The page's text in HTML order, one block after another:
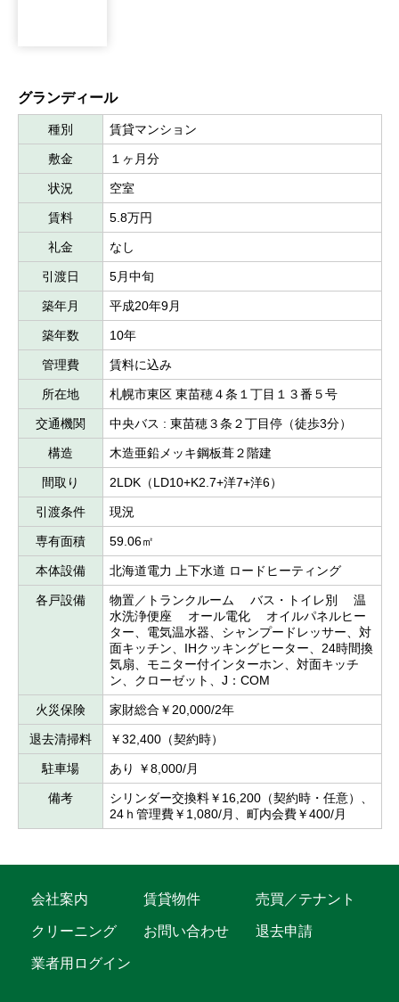
グランディール
種別 賃貸マンション
敷金 １ヶ月分
状況 空室
賃料 5.8万円
礼金 なし
引渡日 5月中旬
築年月 平成20年9月
築年数 10年
管理費 賃料に込み
所在地 札幌市東区 東苗穂４条１丁目１３番５号
交通機関 中央バス : 東苗穂３条２丁目停（徒歩3分）
構造 木造亜鉛メッキ鋼板葺２階建
間取り 2LDK（LD10+K2.7+洋7+洋6）
引渡条件 現況
専有面積 59.06㎡
本体設備 北海道電力 上下水道 ロードヒーティング
各戸設備
物置／トランクルーム バス・トイレ別 温
水洗浄便座 オール電化 オイルパネルヒー
ター、電気温水器、シャンプードレッサー、対
面キッチン、IHクッキングヒーター、24時間換
気扇、モニター付インターホン、対面キッチ
ン、クローゼット、J：COM
火災保険 家財総合￥20,000/2年
退去清掃料 ￥32,400（契約時）
駐車場 あり ￥8,000/月
備考
シリンダー交換料￥16,200（契約時・任意）、
24ｈ管理費￥1,080/月、町内会費￥400/月
会社案内 賃貸物件
売買／テナント
クリーニング
お問い合わせ
退去申請
業者用ログイン